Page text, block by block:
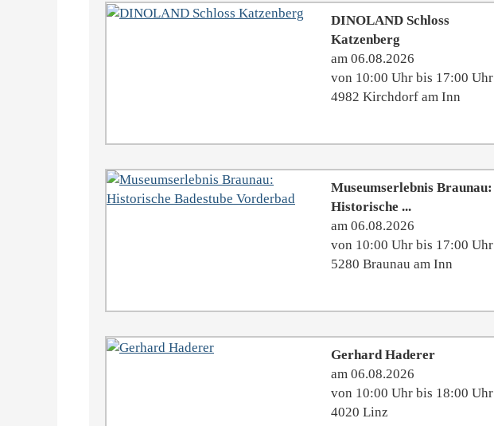
DINOLAND Schloss
Katzenberg
am 06.08.2026
von 10:00 Uhr bis 17:00 Uhr
4982 Kirchdorf am Inn
Museumserlebnis Braunau:
Historische ...
am 06.08.2026
von 10:00 Uhr bis 17:00 Uhr
5280 Braunau am Inn
Gerhard Haderer
am 06.08.2026
von 10:00 Uhr bis 18:00 Uhr
4020 Linz